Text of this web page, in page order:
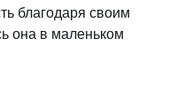
благодаря своим
она в маленьком